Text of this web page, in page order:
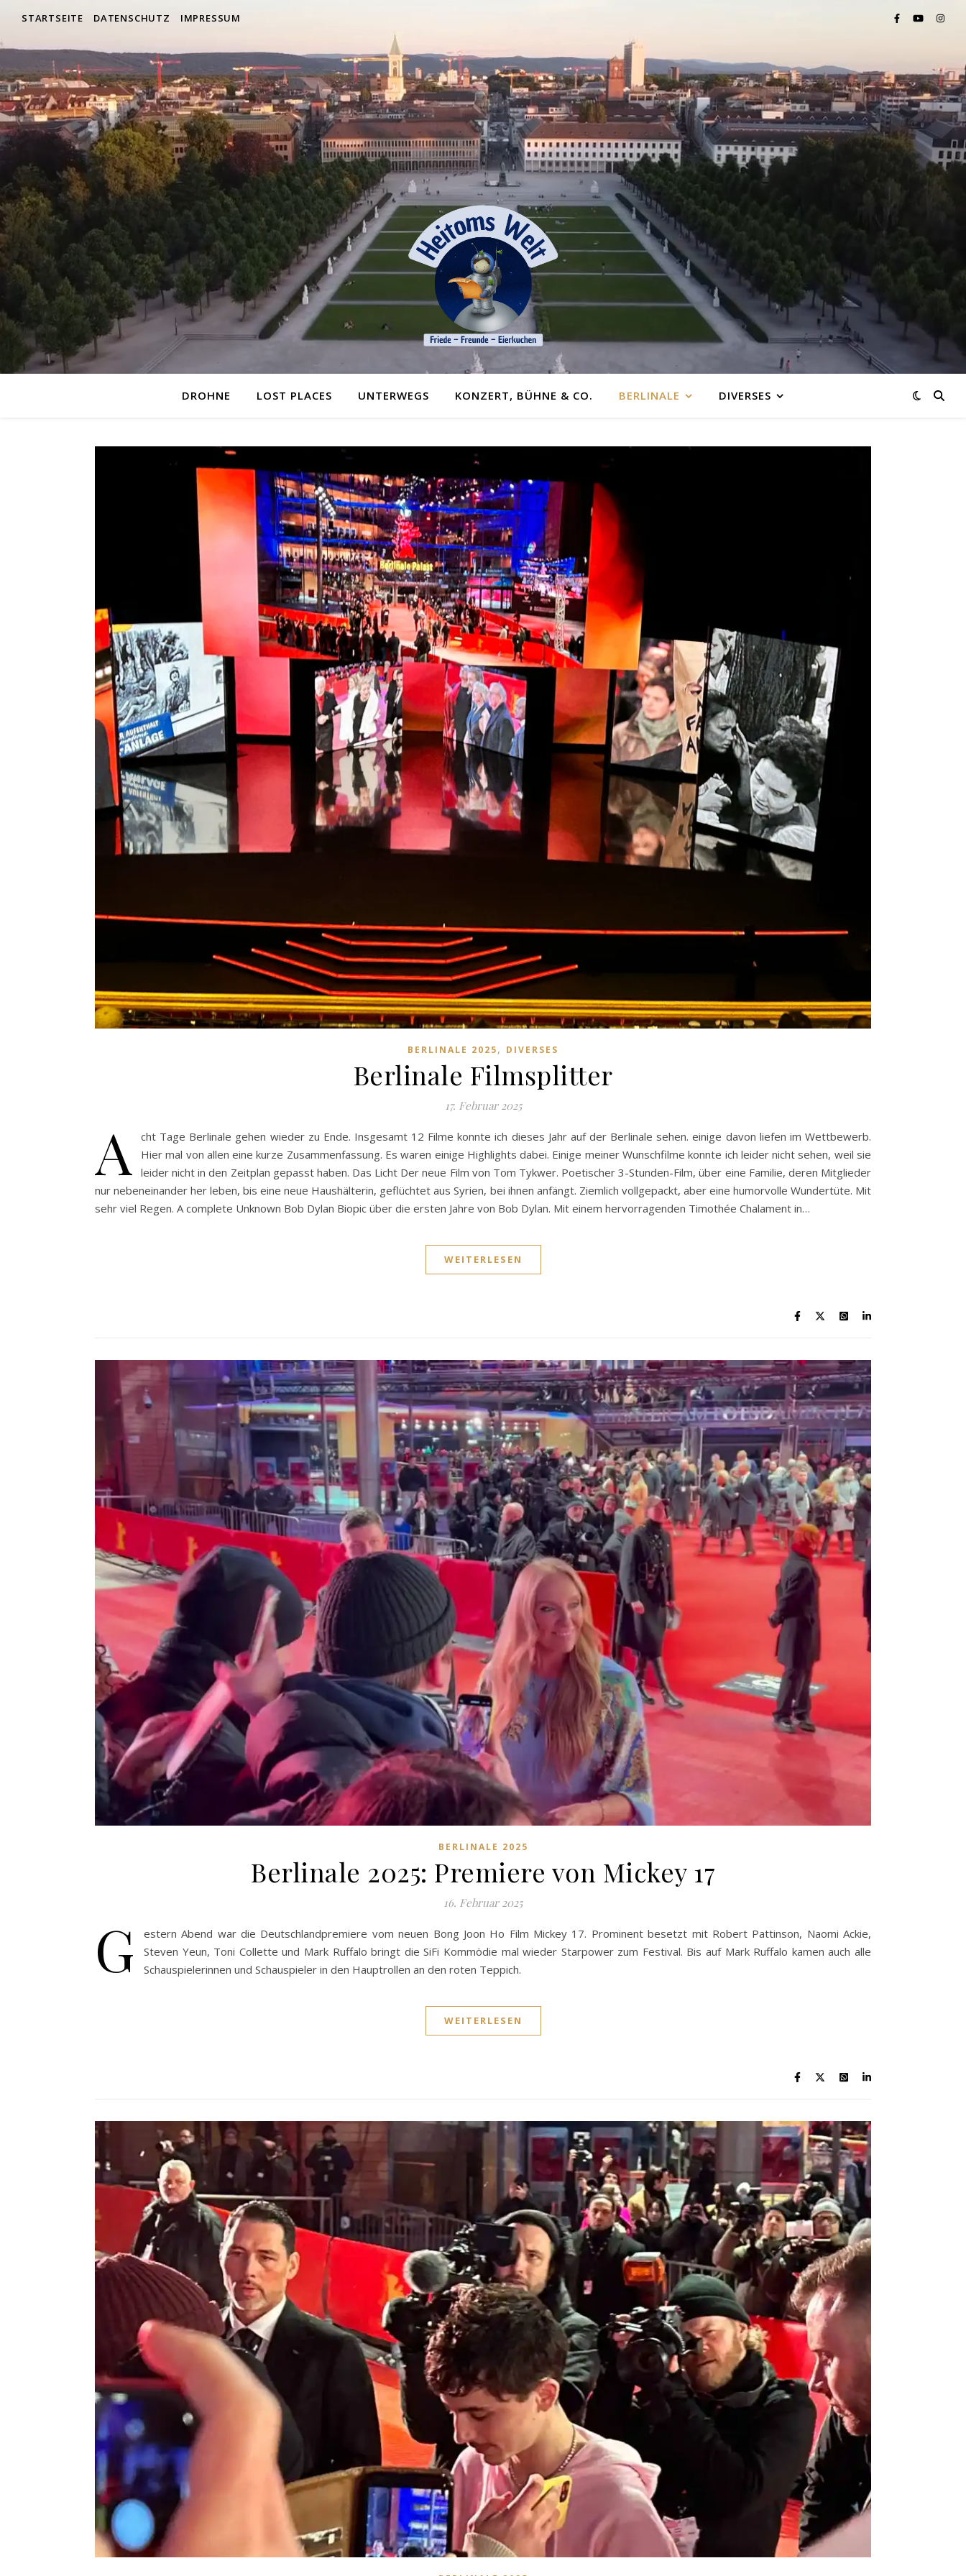
STARTSEITE DATENSCHUTZ IMPRESSUM
DROHNE LOST PLACES UNTERWEGS KONZERT, BÜHNE & CO. BERLINALE DIVERSES
BERLINALE 2025, DIVERSES
Berlinale Filmsplitter
17. Februar 2025
A
cht Tage Berlinale gehen wieder zu Ende. Insgesamt 12 Filme konnte ich dieses Jahr auf der Berlinale sehen. einige davon liefen im Wettbewerb.
Hier mal von allen eine kurze Zusammenfassung. Es waren einige Highlights dabei. Einige meiner Wunschfilme konnte ich leider nicht sehen, weil sie
leider nicht in den Zeitplan gepasst haben. Das Licht Der neue Film von Tom Tykwer. Poetischer 3-Stunden-Film, über eine Familie, deren Mitglieder
nur nebeneinander her leben, bis eine neue Haushälterin, geflüchtet aus Syrien, bei ihnen anfängt. Ziemlich vollgepackt, aber eine humorvolle Wundertüte. Mit
sehr viel Regen. A complete Unknown Bob Dylan Biopic über die ersten Jahre von Bob Dylan. Mit einem hervorragenden Timothée Chalament in…
WEITERLESEN
BERLINALE 2025
Berlinale 2025: Premiere von Mickey 17
16. Februar 2025
G
estern Abend war die Deutschlandpremiere vom neuen Bong Joon Ho Film Mickey 17. Prominent besetzt mit Robert Pattinson, Naomi Ackie,
Steven Yeun, Toni Collette und Mark Ruffalo bringt die SiFi Kommödie mal wieder Starpower zum Festival. Bis auf Mark Ruffalo kamen auch alle
Schauspielerinnen und Schauspieler in den Hauptrollen an den roten Teppich.
WEITERLESEN